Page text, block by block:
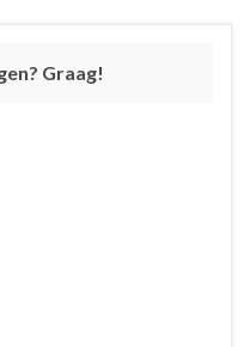
Graag!